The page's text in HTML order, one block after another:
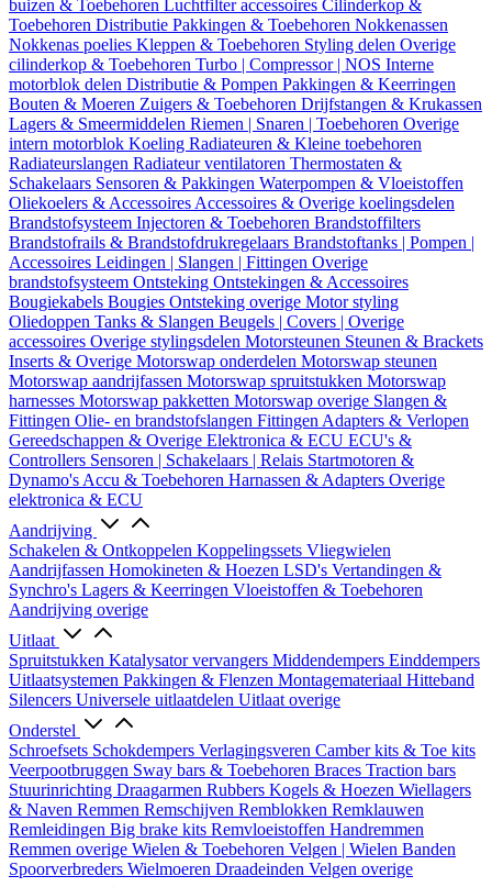
buizen & Toebehoren Luchtfilter accessoires Cilinderkop &
Toebehoren Distributie Pakkingen & Toebehoren Nokkenassen
Nokkenas poelies Kleppen & Toebehoren Styling delen Overige
cilinderkop & Toebehoren Turbo | Compressor | NOS Interne
motorblok delen Distributie & Pompen Pakkingen & Keerringen
Bouten & Moeren Zuigers & Toebehoren Drijfstangen & Krukassen
Lagers & Smeermiddelen Riemen | Snaren | Toebehoren Overige
intern motorblok Koeling Radiateuren & Kleine toebehoren
Radiateurslangen Radiateur ventilatoren Thermostaten &
Schakelaars Sensoren & Pakkingen Waterpompen & Vloeistoffen
Oliekoelers & Accessoires Accessoires & Overige koelingsdelen
Brandstofsysteem Injectoren & Toebehoren Brandstoffilters
Brandstofrails & Brandstofdrukregelaars Brandstoftanks | Pompen |
Accessoires Leidingen | Slangen | Fittingen Overige
brandstofsysteem Ontsteking Ontstekingen & Accessoires
Bougiekabels Bougies Ontsteking overige Motor styling
Oliedoppen Tanks & Slangen Beugels | Covers | Overige
accessoires Overige stylingsdelen Motorsteunen Steunen & Brackets
Inserts & Overige Motorswap onderdelen Motorswap steunen
Motorswap aandrijfassen Motorswap spruitstukken Motorswap
harnesses Motorswap pakketten Motorswap overige Slangen &
Fittingen Olie- en brandstofslangen Fittingen Adapters & Verlopen
Gereedschappen & Overige Elektronica & ECU ECU's &
Controllers Sensoren | Schakelaars | Relais Startmotoren &
Dynamo's Accu & Toebehoren Harnassen & Adapters Overige
elektronica & ECU
Aandrijving
Schakelen & Ontkoppelen Koppelingssets Vliegwielen
Aandrijfassen Homokineten & Hoezen LSD's Vertandingen &
Synchro's Lagers & Keerringen Vloeistoffen & Toebehoren
Aandrijving overige
Uitlaat
Spruitstukken Katalysator vervangers Middendempers Einddempers
Uitlaatsystemen Pakkingen & Flenzen Montagemateriaal Hitteband
Silencers Universele uitlaatdelen Uitlaat overige
Onderstel
Schroefsets Schokdempers Verlagingsveren Camber kits & Toe kits
Veerpootbruggen Sway bars & Toebehoren Braces Traction bars
Stuurinrichting Draagarmen Rubbers Kogels & Hoezen Wiellagers
& Naven Remmen Remschijven Remblokken Remklauwen
Remleidingen Big brake kits Remvloeistoffen Handremmen
Remmen overige Wielen & Toebehoren Velgen | Wielen Banden
Spoorverbreders Wielmoeren Draadeinden Velgen overige